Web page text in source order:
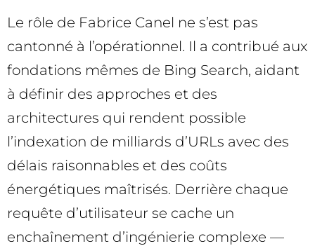
Le rôle de Fabrice Canel ne s’est pas
cantonné à l’opérationnel. Il a contribué aux
fondations mêmes de Bing Search, aidant
à définir des approches et des
architectures qui rendent possible
l’indexation de milliards d’URLs avec des
délais raisonnables et des coûts
énergétiques maîtrisés. Derrière chaque
requête d’utilisateur se cache un
enchaînement d’ingénierie complexe —